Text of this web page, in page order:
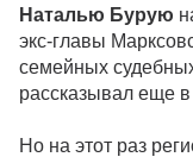
Наталью Бурую
экс-главы
семейных
рассказывал еще
Но на этот раз